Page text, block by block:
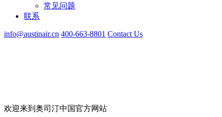
常见问题
联系
info@austinair.cn 400-663-8801 Contact Us
欢迎来到奥司汀中国官方网站